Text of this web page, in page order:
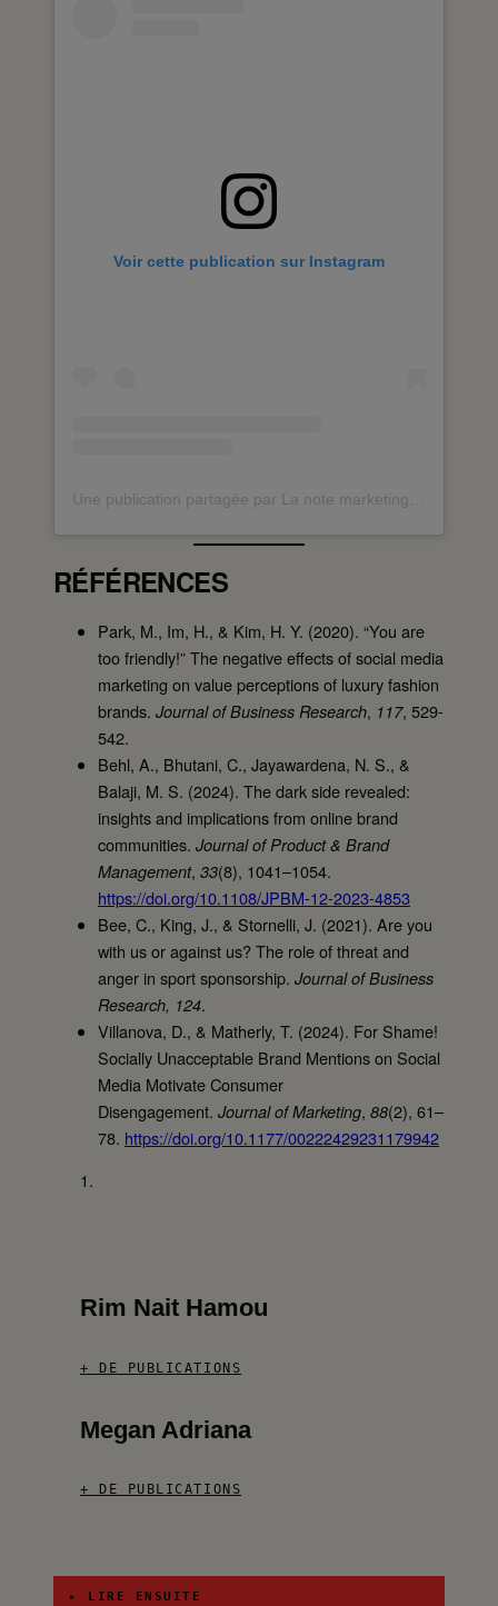
Voir cette publication sur Instagram
RÉFÉRENCES
Park, M., Im, H., & Kim, H. Y. (2020). “You are
too friendly!” The negative effects of social media
marketing on value perceptions of luxury fashion
brands. Journal of Business Research, 117, 529-
542.
Behl, A., Bhutani, C., Jayawardena, N. S., &
Balaji, M. S. (2024). The dark side revealed:
insights and implications from online brand
communities. Journal of Product & Brand
Management, 33(8), 1041–1054.
https://doi.org/10.1108/JPBM-12-2023-4853
Bee, C., King, J., & Stornelli, J. (2021). Are you
with us or against us? The role of threat and
anger in sport sponsorship. Journal of Business
Research, 124.
Villanova, D., & Matherly, T. (2024). For Shame!
Socially Unacceptable Brand Mentions on Social
Media Motivate Consumer
Disengagement. Journal of Marketing, 88(2), 61–
78. https://doi.org/10.1177/00222429231179942
Rim Nait Hamou
+ DE PUBLICATIONS
Megan Adriana
+ DE PUBLICATIONS
▸ LIRE ENSUITE